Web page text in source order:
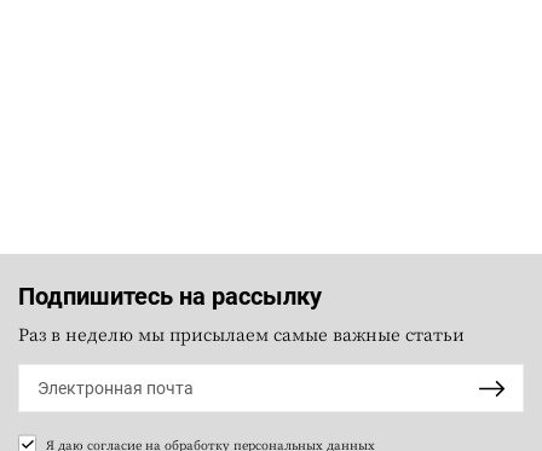
Подпишитесь на рассылку
Раз в неделю мы присылаем самые важные статьи
Я даю согласие на обработку персональных данных